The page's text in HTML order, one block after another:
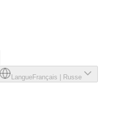
LangueFrançais Russe